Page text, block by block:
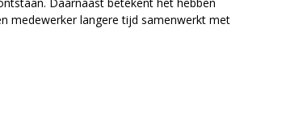
medewerker langere tijd samenwerkt met